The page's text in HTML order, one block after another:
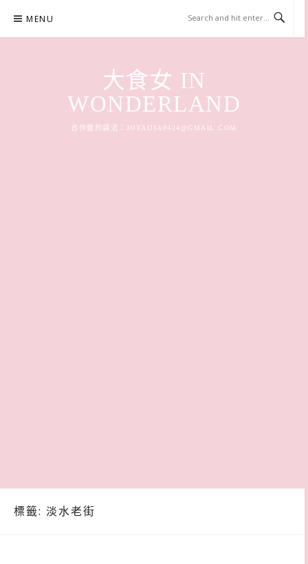
content
MENU
大食女 IN
WONDERLAND
合作邀約請洽： JOYAIJIA0424@GMAIL.COM
標籤: 淡水老街